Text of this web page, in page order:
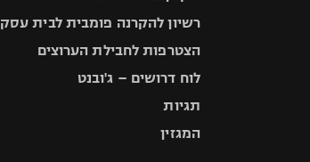
רשיון להקרנה פומבית לבית עסק
הצטרפות לחבילת הערוצים
לוח דרושים – ג'ובנט
תגיות
המגזין